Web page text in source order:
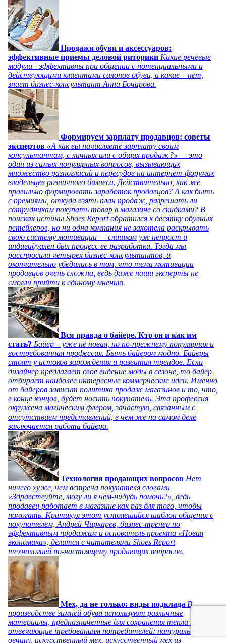
Продажи обуви и аксессуаров:
эффективные приемы деловой риторики Какие речевые
модули - эффективны при общении с потенциальными и
действующими клиентами салонов обуви, а какие – нет,
знает бизнес-консультант Анна Бочарова.
Формируем зарплату продавцов: советы
экспертов «А как вы начисляете зарплату своим
консультантам, с личных или с общих продаж?» — это
один из самых популярных вопросов, вызывающих
множество разногласий и пересудов на интернет-форумах
владельцев розничного бизнеса. Действительно, как же
правильно формировать заработок продавцов? А как быть
с премиями, откуда взять план продаж, разрешать ли
сотрудникам покупать товар в магазине со скидками? В
поисках истины Shoes Report обратился к десятку обувных
ретейлеров, но ни одна компания не захотела раскрывать
свою систему мотивации — слишком уж непрост и
индивидуален был процесс ее разработки. Тогда мы
расспросили четырех бизнес-консультантов, и
окончательно убедились в том, что тема мотивации
продавцов очень сложна, ведь даже наши эксперты не
смогли прийти к единому мнению.
Вся правда о байере. Кто он и как им
стать? Байер – уже не новая, но по-прежнему популярная и
востребованная профессия. Быть байером модно. Байеры
стоят у истоков зарождения и развития трендов. Если
дизайнер предлагает свое видение моды в сезоне, то байер
отбирает наиболее интересные коммерческие идеи. Именно
от байеров зависит политика продаж магазинов и то, что,
в конце концов, будет носить покупатель. Эта профессия
окружена магическим флером, зачастую, связанным с
отсутствием представлений, в чем же на самом деле
заключается работа байера.
Технология продающих вопросов Нет
ничего хуже, чем встреча покупателя словами
«Здравствуйте, могу ли я чем-нибудь помочь?», ведь
продавец работает в магазине как раз для того, чтобы
помогать. Критикуя этот устоявшийся шаблон общения с
покупателем, Андрей Чиркарев, бизнес-тренер по
эффективным продажам и основатель проекта «Новая
экономика», делится с читателями Shoes Report
технологией по-настоящему продающих вопросов.
Мех, да не только: виды подклада В
производстве зимней обуви используют различные
материалы, предназначенные для сохранения тепла и
отвечающие требованиям потребителей: натуральную
овчину, искусственный мех, искусственный мех из